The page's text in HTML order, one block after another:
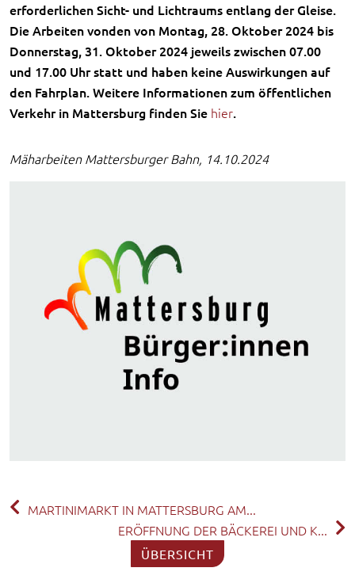
erforderlichen Sicht- und Lichtraums entlang der Gleise.
Die Arbeiten vonden von Montag, 28. Oktober 2024 bis
Donnerstag, 31. Oktober 2024 jeweils zwischen 07.00
und 17.00 Uhr statt und haben keine Auswirkungen auf
den Fahrplan. Weitere Informationen zum öffentlichen
Verkehr in Mattersburg finden Sie hier.
Mäharbeiten Mattersburger Bahn, 14.10.2024
MARTINIMARKT IN MATTERSBURG AM...
ERÖFFNUNG DER BÄCKEREI UND K...
ÜBERSICHT